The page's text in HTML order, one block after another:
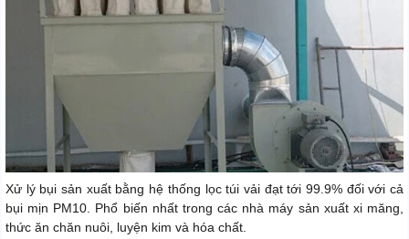
Xử lý bụi sản xuất bằng hệ thống lọc túi vải đạt tới 99.9% đối với cả
bụi mịn PM10. Phổ biến nhất trong các nhà máy sản xuất xi măng,
thức ăn chăn nuôi, luyện kim và hóa chất.